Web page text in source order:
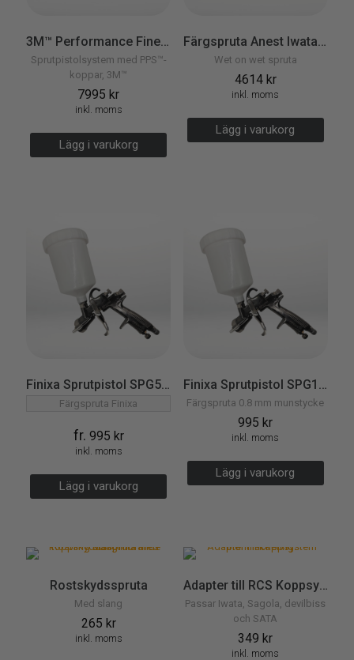
3M™ Performance Fine Finish med PPS™ 2.0
Sprutpistolsystem med PPS™-
koppar, 3M™
7995 kr
inkl. moms
Lägg i varukorg
Färgspruta Anest Iwata WS-Primer Sprutpistol
Wet on wet spruta
4614 kr
inkl. moms
Lägg i varukorg
Finixa Sprutpistol SPG500 med sprutmunsycke
Färgspruta Finixa
fr. 995 kr
inkl. moms
Lägg i varukorg
Finixa Sprutpistol SPG100 0.8 mm
Färgspruta 0.8 mm munstycke
995kr
inkl. moms
Lägg i varukorg
Rostskydsspruta
Med slang
265 kr
inkl. moms
Adapter till RCS Koppsystem
Passar Iwata, Sagola, devilbiss
och SATA
349kr
inkl. moms